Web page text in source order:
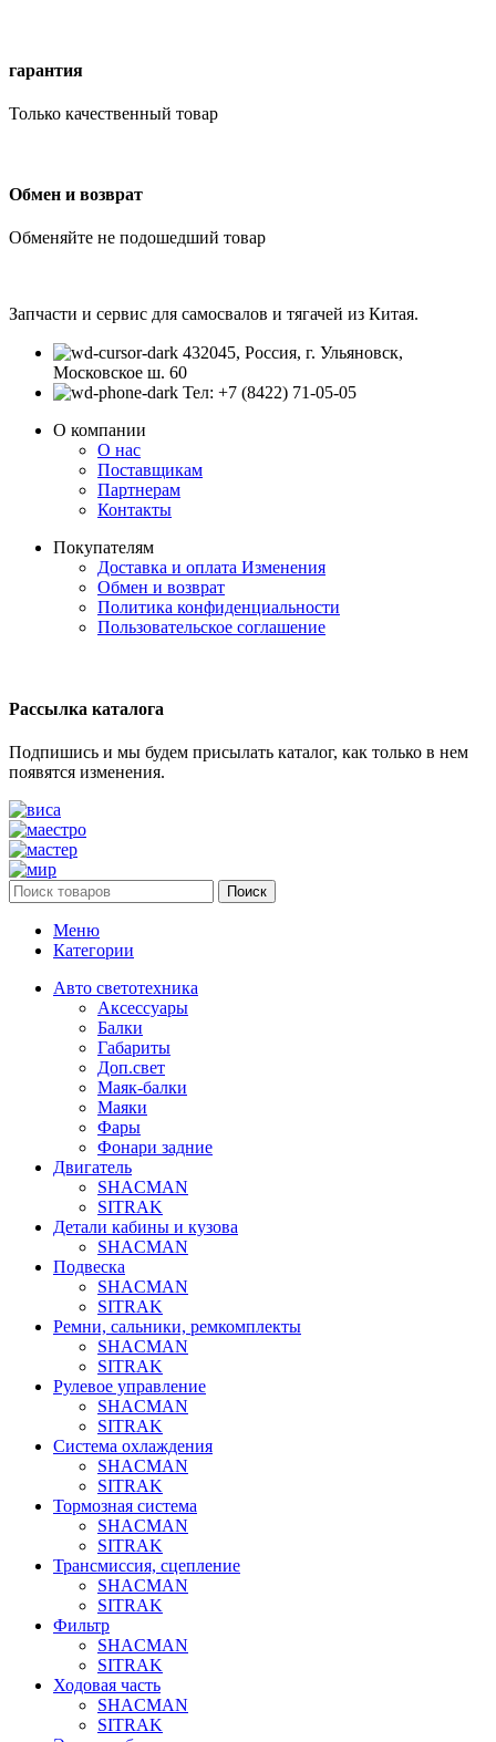
гарантия
Только качественный товар
Обмен и возврат
Обменяйте не подошедший товар
Запчасти и сервис для самосвалов и тягачей из Китая.
432045, Россия, г. Ульяновск,
Московское ш. 60
Тел: +7 (8422) 71-05-05
О компании
О нас
Поставщикам
Партнерам
Контакты
Покупателям
Доставка и оплата Изменения
Обмен и возврат
Политика конфиденциальности
Пользовательское соглашение
Рассылка каталога
Подпишись и мы будем присылать каталог, как только в нем
появятся изменения.
Поиск
Меню
Категории
Авто светотехника
Аксессуары
Балки
Габариты
Доп.свет
Маяк-балки
Маяки
Фары
Фонари задние
Двигатель
SHACMAN
SITRAK
Детали кабины и кузова
SHACMAN
Подвеска
SHACMAN
SITRAK
Ремни, сальники, ремкомплекты
SHACMAN
SITRAK
Рулевое управление
SHACMAN
SITRAK
Система охлаждения
SHACMAN
SITRAK
Тормозная система
SHACMAN
SITRAK
Трансмиссия, сцепление
SHACMAN
SITRAK
Фильтр
SHACMAN
SITRAK
Ходовая часть
SHACMAN
SITRAK